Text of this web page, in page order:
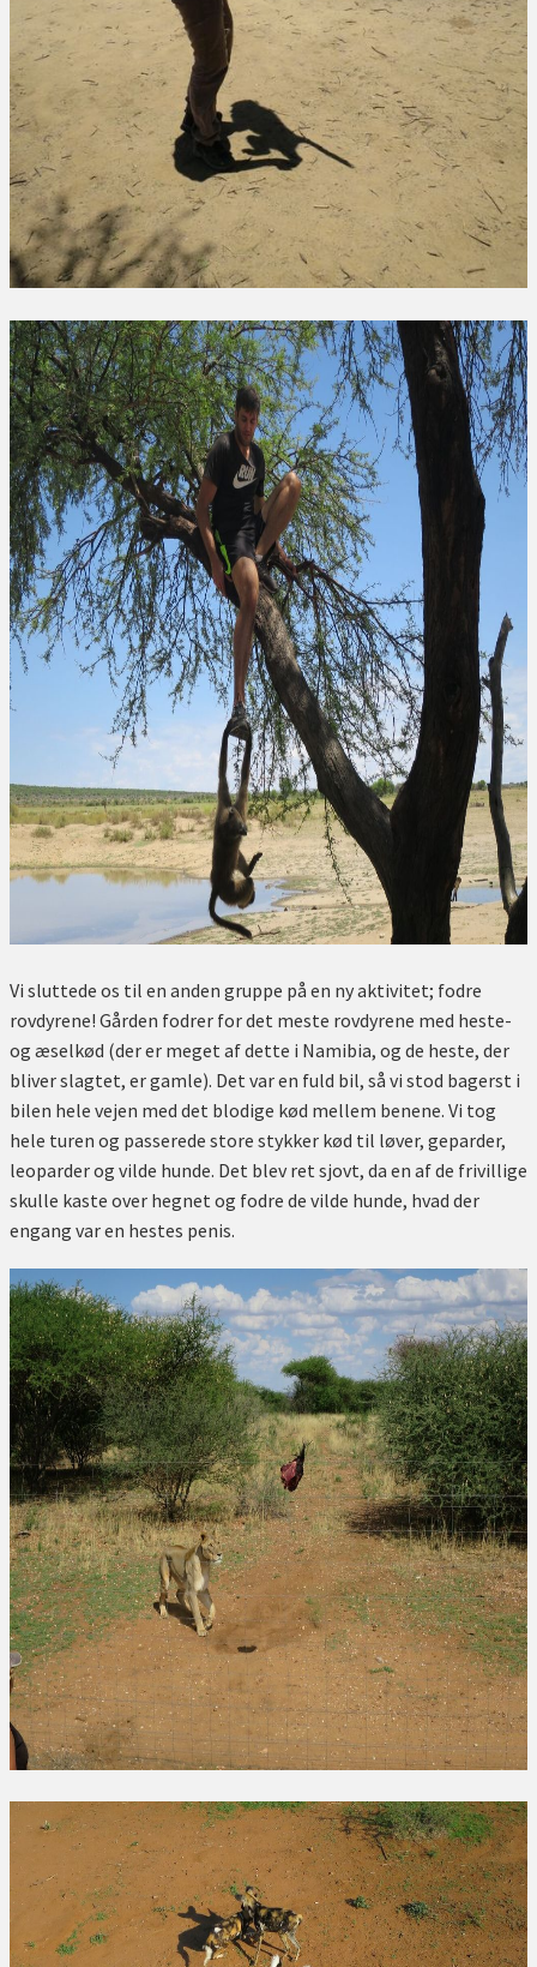
Vi sluttede os til en anden gruppe på en ny aktivitet; fodre
rovdyrene! Gården fodrer for det meste rovdyrene med heste-
og æselkød (der er meget af dette i Namibia, og de heste, der
bliver slagtet, er gamle). Det var en fuld bil, så vi stod bagerst i
bilen hele vejen med det blodige kød mellem benene. Vi tog
hele turen og passerede store stykker kød til løver, geparder,
leoparder og vilde hunde. Det blev ret sjovt, da en af de frivillige
skulle kaste over hegnet og fodre de vilde hunde, hvad der
engang var en hestes penis.